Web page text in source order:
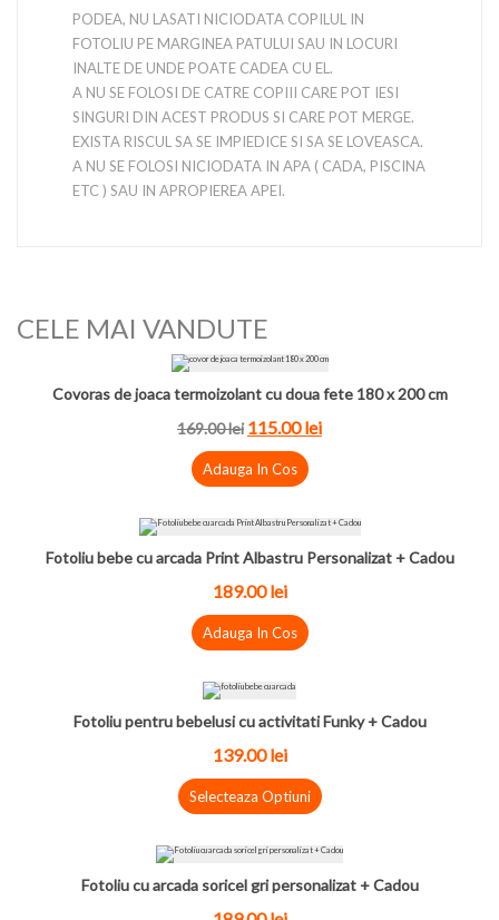
PODEA, NU LASATI NICIODATA COPILUL IN
FOTOLIU PE MARGINEA PATULUI SAU IN LOCURI
INALTE DE UNDE POATE CADEA CU EL.
A NU SE FOLOSI DE CATRE COPIII CARE POT IESI
SINGURI DIN ACEST PRODUS SI CARE POT MERGE.
EXISTA RISCUL SA SE IMPIEDICE SI SA SE LOVEASCA.
A NU SE FOLOSI NICIODATA IN APA ( CADA, PISCINA
ETC ) SAU IN APROPIEREA APEI.
CELE MAI VANDUTE
Covoras de joaca termoizolant cu doua fete 180 x 200 cm
169.00 lei 115.00 lei
Adauga In Cos
Fotoliu bebe cu arcada Print Albastru Personalizat + Cadou
189.00 lei
Adauga In Cos
Fotoliu pentru bebelusi cu activitati Funky + Cadou
139.00 lei
Selecteaza Optiuni
Fotoliu cu arcada soricel gri personalizat + Cadou